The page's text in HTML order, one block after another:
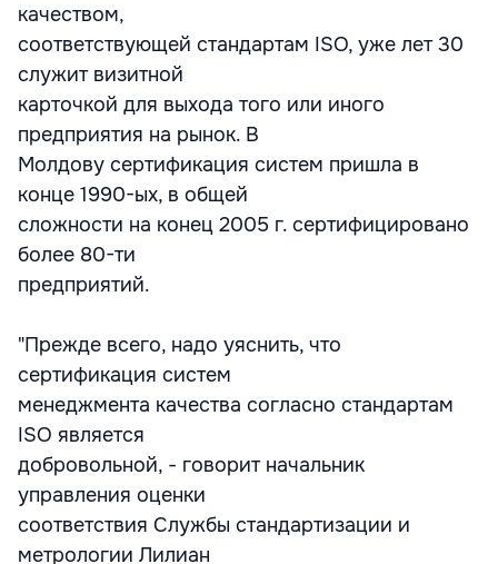
качеством,
соответствующей стандартам ISO, уже лет 30
служит визитной
карточкой для выхода того или иного
предприятия на рынок. В
Молдову сертификация систем пришла в
конце 1990-ых, в общей
сложности на конец 2005 г. сертифицировано
более 80-ти
предприятий.
"Прежде всего, надо уяснить, что
сертификация систем
менеджмента качества согласно стандартам
ISO является
добровольной, - говорит начальник
управления оценки
соответствия Службы стандартизации и
метрологии Лилиан